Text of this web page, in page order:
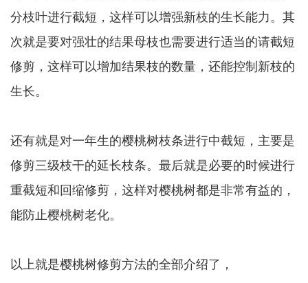
分枝叶进行截短，这样可以增强新枝的生长能力。其
次就是要对强壮的结果母枝也需要进行适当的请截短
修剪，这样可以增加结果枝的数量，还能控制新枝的
生长。
还有就是对一年生的樱桃树枝条进行中截短，主要是
修剪三级枝干的延长枝条。最后就是必要的时候进行
重截短和回缩修剪，这样对樱桃树都是非常有益的，
能防止樱桃树老化。
以上就是樱桃树修剪方法的全部介绍了，